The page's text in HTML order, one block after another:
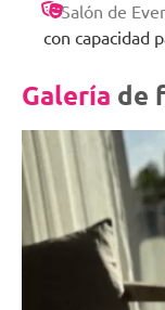
Salón de
con capacidad
Galería de